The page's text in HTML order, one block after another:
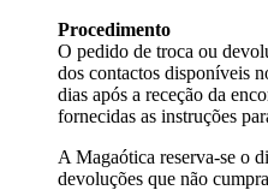
Procedimento
O pedido de troca ou
dos contactos disponíveis
dias após a receção da
fornecidas as instruções
A Magaótica reserva-se o
devoluções que não